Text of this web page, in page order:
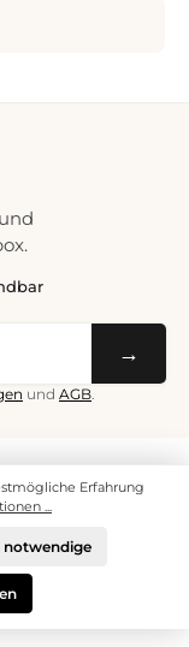
→
und AGB.
vorbehalten.
Erfahrung
...
notwendige